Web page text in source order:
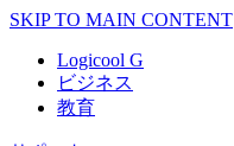
SKIP TO MAIN CONTENT
Logicool G
ビジネス
教育